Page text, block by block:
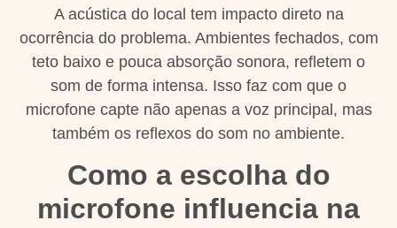
A acústica do local tem impacto direto na
ocorrência do problema. Ambientes fechados, com
teto baixo e pouca absorção sonora, refletem o
som de forma intensa. Isso faz com que o
microfone capte não apenas a voz principal, mas
também os reflexos do som no ambiente.
Como a escolha do
microfone influencia na